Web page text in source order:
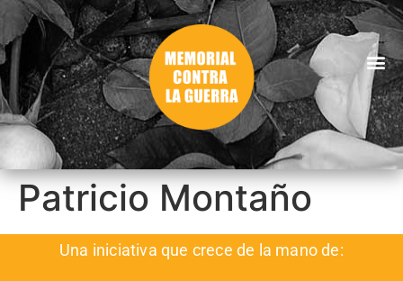
Patricio Montaño
Una iniciativa que crece de la mano de: